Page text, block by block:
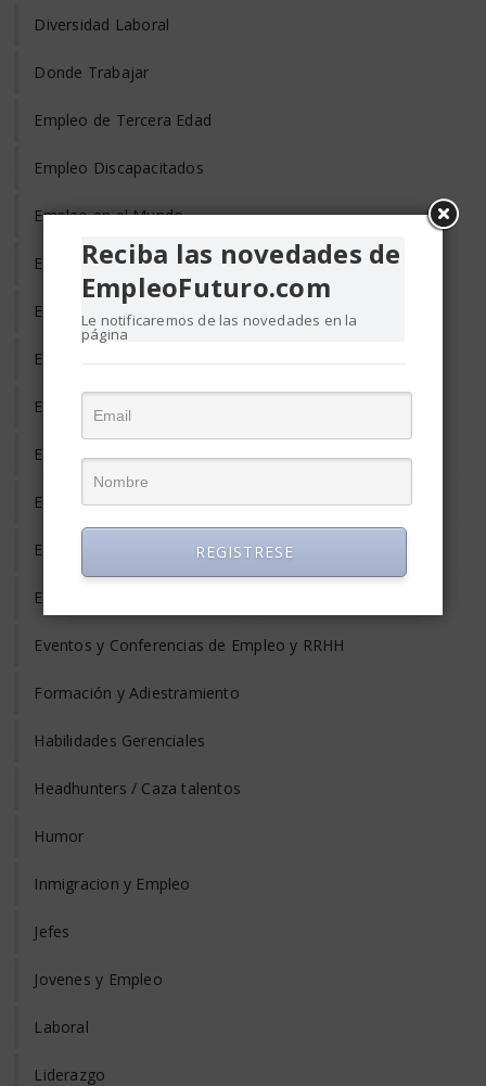
Diversidad Laboral
Donde Trabajar
Empleo de Tercera Edad
Empleo Discapacitados
Empleo en el Mundo
Empleo Freelance
Empleo Informal
Empleo Temporal
Emprendedores
Entrevista de Trabajo
Equilibrio Vida y Trabajo
Estrés Laboral
Evaluación del Desempeño
Eventos y Conferencias de Empleo y RRHH
Formación y Adiestramiento
Habilidades Gerenciales
Headhunters / Caza talentos
Humor
Inmigracion y Empleo
Jefes
Jovenes y Empleo
Laboral
Liderazgo
Reciba las novedades de
EmpleoFuturo.com
Le notificaremos de las novedades en la
página
REGISTRESE